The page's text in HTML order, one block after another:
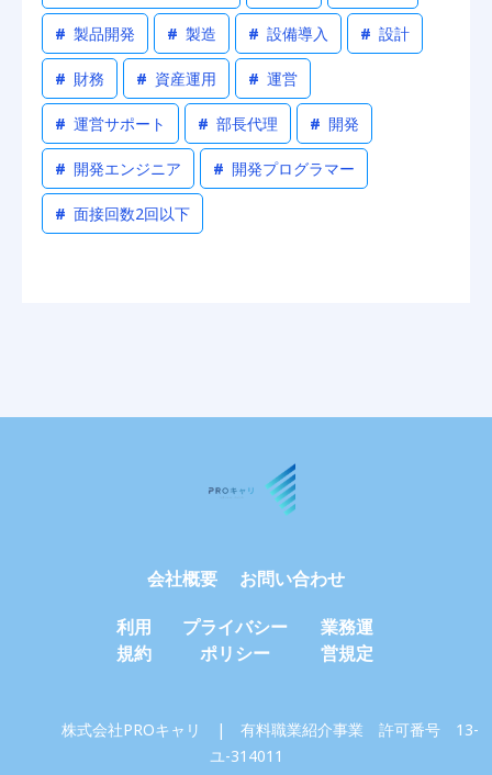
# 製品開発 # 製造 # 設備導入 # 設計
# 財務 # 資産運用 # 運営
# 運営サポート # 部長代理 # 開発
# 開発エンジニア # 開発プログラマー
# 面接回数2回以下
会社概要
お問い合わせ
利用
規約
プライバシー
ポリシー
業務運
営規定
株式会社PROキャリ | 有料職業紹介事業 許可番号 13-
ユ-314011